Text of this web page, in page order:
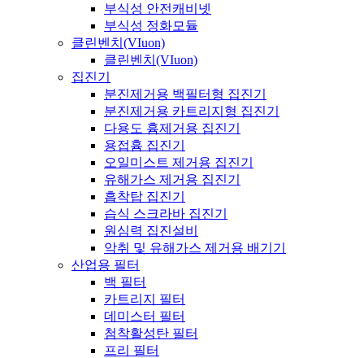
부식성 안전캐비넷
부식성 정화모듈
클린벤치(VIuon)
클린벤치(VIuon)
집진기
분진제거용 백필터형 집진기
분진제거용 카트리지형 집진기
다용도 흄제거용 집진기
용접흄 집진기
오일미스트 제거용 집진기
유해가스 제거용 집진기
흡착탑 집진기
습식 스크라바 집진기
원심력 집진설비
악취 및 유해가스 제거용 배기기
산업용 필터
백 필터
카트리지 필터
데미스터 필터
첨착활성탄 필터
프리 필터